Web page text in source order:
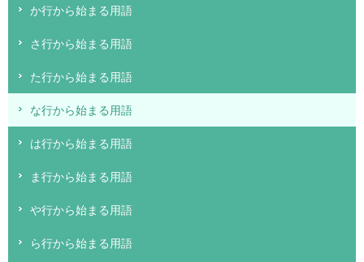
か行から始まる用語
さ行から始まる用語
た行から始まる用語
な行から始まる用語
は行から始まる用語
ま行から始まる用語
や行から始まる用語
ら行から始まる用語